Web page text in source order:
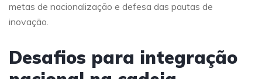
metas de nacionalização e defesa das pautas de
inovação.
Desafios para integração